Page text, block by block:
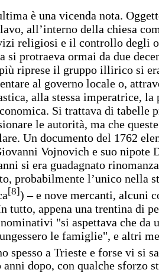
è una vicenda nota.
all’interno della chiesa
religiosi e il controllo degli
si protraeva ormai da due
più riprese il gruppo illirico si
al governo locale o,
alla stessa imperatrice, la
Si trattava di tabelle
le autorità, ma che
Un documento del 1762
Vojnovich e suo nipote
si era guadagnato
probabilmente l’unico nella
[8]) – e nove mercanti, alcuni
tutto, appena una trentina di
"si aspettava che da
le famiglie", e altri
spesso a Trieste e forse vi si
anni dopo, con qualche sforzo